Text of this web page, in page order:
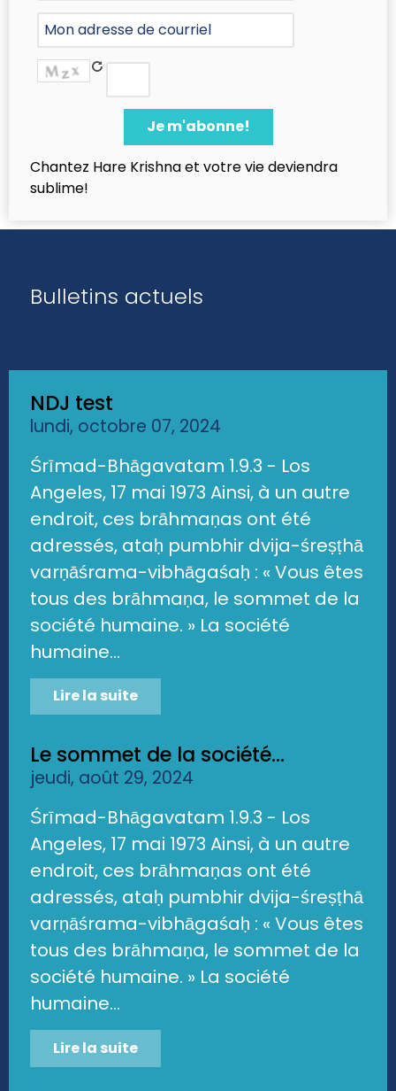
Chantez Hare Krishna et votre vie deviendra
sublime!
Bulletins actuels
NDJ test
lundi, octobre 07, 2024
Śrīmad-Bhāgavatam 1.9.3 - Los
Angeles, 17 mai 1973 Ainsi, à un autre
endroit, ces brāhmaṇas ont été
adressés, ataḥ pumbhir dvija-śreṣṭhā
varṇāśrama-vibhāgaśaḥ : « Vous êtes
tous des brāhmaṇa, le sommet de la
société humaine. » La société
humaine...
Lire la suite
Le sommet de la société...
jeudi, août 29, 2024
Śrīmad-Bhāgavatam 1.9.3 - Los
Angeles, 17 mai 1973 Ainsi, à un autre
endroit, ces brāhmaṇas ont été
adressés, ataḥ pumbhir dvija-śreṣṭhā
varṇāśrama-vibhāgaśaḥ : « Vous êtes
tous des brāhmaṇa, le sommet de la
société humaine. » La société
humaine...
Lire la suite